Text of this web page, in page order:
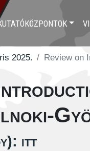
2025. Review on
itt